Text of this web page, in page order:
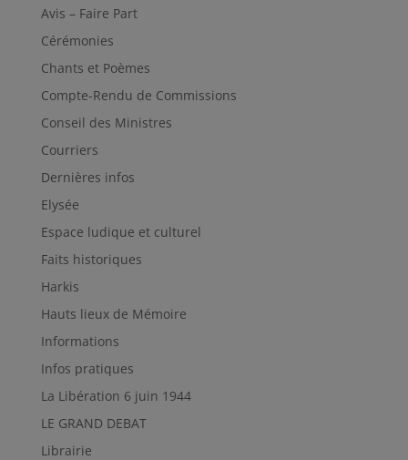
Avis – Faire Part
Cérémonies
Chants et Poèmes
Compte-Rendu de Commissions
Conseil des Ministres
Courriers
Dernières infos
Elysée
Espace ludique et culturel
Faits historiques
Harkis
Hauts lieux de Mémoire
Informations
Infos pratiques
La Libération 6 juin 1944
LE GRAND DEBAT
Librairie